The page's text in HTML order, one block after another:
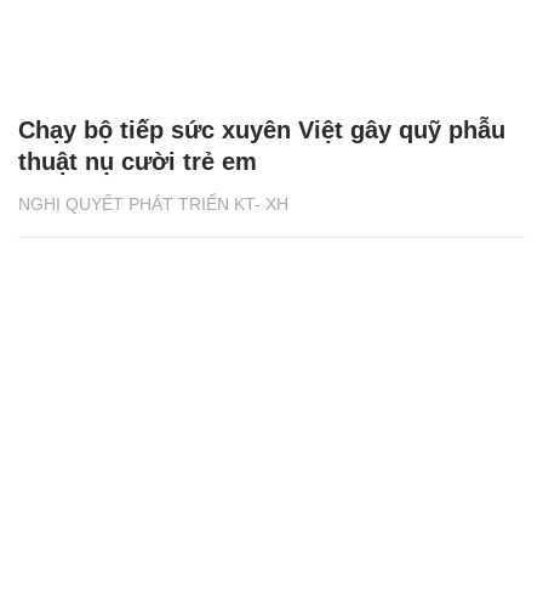
NGHỊ QUYẾT PHÁT TRIỂN KT- XH
Chạy bộ tiếp sức xuyên Việt gây quỹ phẫu
thuật nụ cười trẻ em